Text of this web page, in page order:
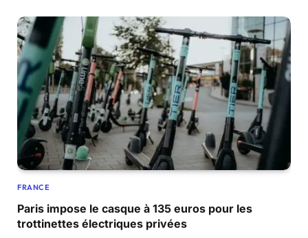
FRANCE
Paris impose le casque à 135 euros pour les
trottinettes électriques privées